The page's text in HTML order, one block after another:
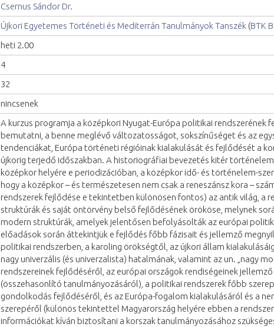
Csernus Sándor Dr.
Újkori Egyetemes Történeti és Mediterrán Tanulmányok Tanszék (BTK
heti 2.00
4
32
nincsenek
A kurzus programja a középkori Nyugat-Európa politikai rendszerének
bemutatni, a benne meglévő változatosságot, sokszínűséget és az
tendenciákat, Európa történeti régióinak kialakulását és fejlődését a
újkorig terjedő időszakban. A historiográfiai bevezetés kitér
középkor helyére e periodizációban, a középkor idő- és történelem-
hogy a középkor – és természetesen nem csak a reneszánsz kora –
rendszerek fejlődése e tekintetben különösen fontos) az antik világ, a
struktúrák és saját öntörvény belső fejlődésének örököse, melynek
modern struktúrák, amelyek jelentősen befolyásolták az európai
előadások során áttekintjük e fejlődés főbb fázisait és jellemző
politikai rendszerben, a karoling örökségtől, az újkori állam
nagy univerzális (és univerzalista) hatalmának, valamint az un. „nagy
rendszereinek fejlődéséről, az európai országok rendiségeinek
(összehasonlító tanulmányozásáról), a politikai rendszerek főbb
gondolkodás fejlődéséről, és az Európa-fogalom kialakulásáról és a
szerepéről (különös tekintettel Magyarország helyére ebben a
információkat kíván biztosítani a korszak tanulmányozásához